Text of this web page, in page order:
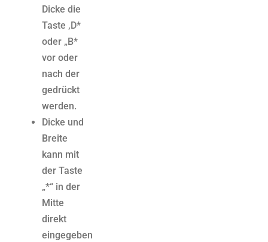
Dicke die
Taste ‚D*
oder „B*
vor oder
nach der
gedrückt
werden.
Dicke und
Breite
kann mit
der Taste
„*“ in der
Mitte
direkt
eingegeben